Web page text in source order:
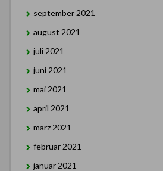
september 2021
august 2021
juli 2021
juni 2021
mai 2021
april 2021
märz 2021
februar 2021
januar 2021